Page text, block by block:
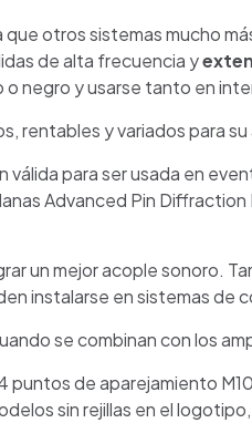
otros sistemas mucho
de alta frecuencia y
negro y usarse tanto en
rentables y variados para
para ser usada en
Advanced Pin
un mejor acople sonoro.
instalarse en sistemas de
se combinan con los
puntos de aparejamiento
sin rejillas en el